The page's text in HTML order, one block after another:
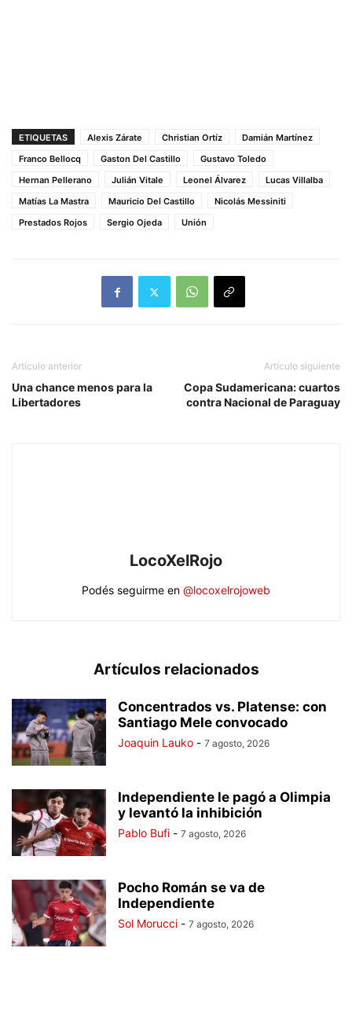
ETIQUETAS Alexis Zárate Christian Ortíz
Damián Martínez
Franco Bellocq
Gaston Del Castillo
Gustavo Toledo
Hernan Pellerano
Julián Vitale Leonel Álvarez
Lucas Villalba
Matías La Mastra
Mauricio Del Castillo
Nicolás Messiniti
Prestados Rojos
Sergio Ojeda Unión
Artículo anterior
Una chance menos para la
Libertadores
Artículo siguiente
Copa Sudamericana: cuartos
contra Nacional de Paraguay
LocoXelRojo
Podés seguirme en @locoxelrojoweb
Artículos relacionados
Concentrados vs. Platense: con
Santiago Mele convocado
Joaquin Lauko - 7 agosto, 2026
Independiente le pagó a Olimpia
y levantó la inhibición
Pablo Bufi - 7 agosto, 2026
Pocho Román se va de
Independiente
Sol Morucci - 7 agosto, 2026